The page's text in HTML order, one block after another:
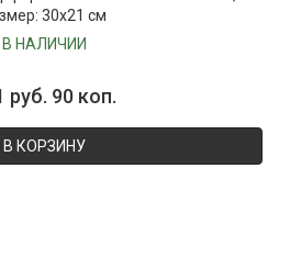
30х21 см
В НАЛИЧИИ
руб. 90 коп.
В КОРЗИНУ